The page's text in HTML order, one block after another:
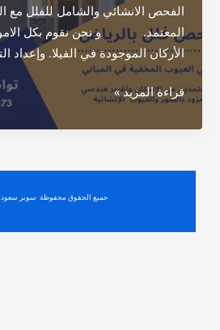
الفحص الانشائي والشامل للفلل مع
المعتمد. و نحن نقوم بكل
الأركان الموجودة في الفيلا. وإعداد
شركة
فلل
قراءة المزيد »
جميع الحقوق محفوظة سوبر سعودي ©